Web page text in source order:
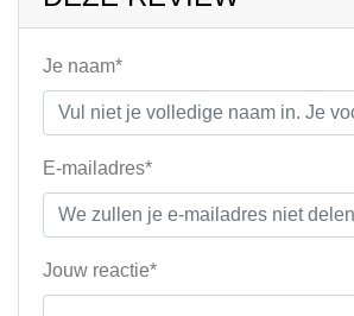
Je naam*
E-mailadres*
Jouw reactie*